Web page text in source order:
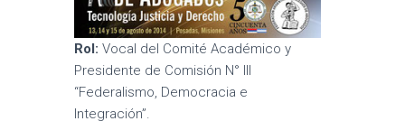
Rol: Vocal del Comité Académico y
Presidente de Comisión N° III
“Federalismo, Democracia e
Integración”.